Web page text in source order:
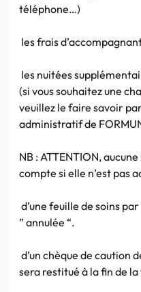
téléphone…)
les frais
les nuitées
(si vous souhaitez une
veuillez le faire savoir
administratif de
NB : ATTENTION,
compte si elle n’est pas
d’une feuille de soins
” annulée “.
d’un chèque de caution
sera restitué à la fin de